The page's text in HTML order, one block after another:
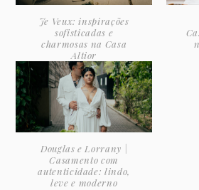
Je Veux: inspirações
sofisticadas e
charmosas na Casa
Altior
Douglas e Lorrany |
Casamento com
autenticidade: lindo,
leve e moderno